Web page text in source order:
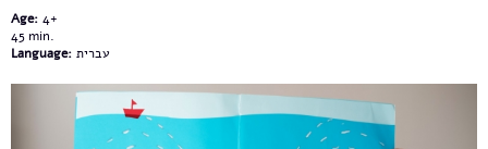
Age: 4+
45
Language: עברית